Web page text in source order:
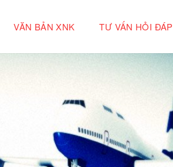
VĂN BẢN XNK TƯ VẤN HỎI ĐÁP